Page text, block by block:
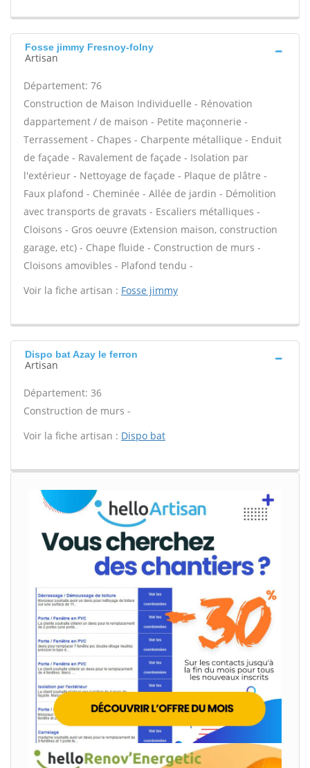
Fosse jimmy Fresnoy-folny
Artisan
Département: 76
Construction de Maison Individuelle - Rénovation
dappartement / de maison - Petite maçonnerie -
Terrassement - Chapes - Charpente métallique - Enduit
de façade - Ravalement de façade - Isolation par
l'extérieur - Nettoyage de façade - Plaque de plâtre -
Faux plafond - Cheminée - Allée de jardin - Démolition
avec transports de gravats - Escaliers métalliques -
Cloisons - Gros oeuvre (Extension maison, construction
garage, etc) - Chape fluide - Construction de murs -
Cloisons amovibles - Plafond tendu -
Voir la fiche artisan : Fosse jimmy
Dispo bat Azay le ferron
Artisan
Département: 36
Construction de murs -
Voir la fiche artisan : Dispo bat